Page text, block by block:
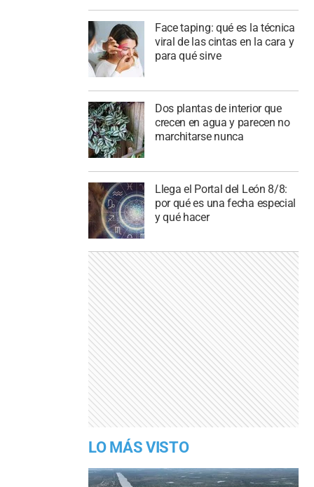
Face taping: qué es la técnica
viral de las cintas en la cara y
para qué sirve
Dos plantas de interior que
crecen en agua y parecen no
marchitarse nunca
Llega el Portal del León 8/8:
por qué es una fecha especial
y qué hacer
LO MÁS VISTO